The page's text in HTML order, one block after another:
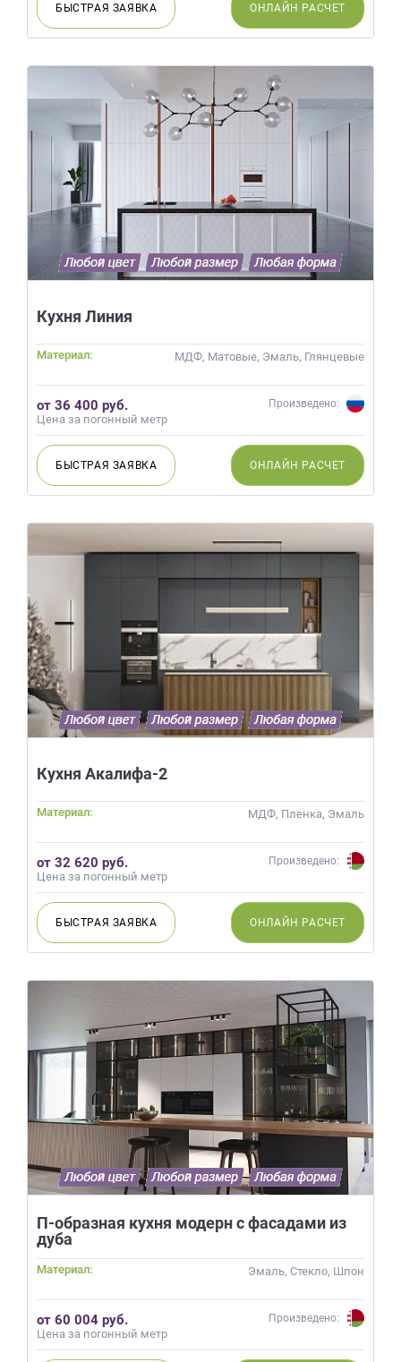
БЫСТРАЯ ЗАЯВКА ОНЛАЙН РАСЧЕТ
Кухня Линия
Материал: МДФ, Матовые, Эмаль, Глянцевые
от 36 400 руб.
Цена за погонный метр
Произведено:
БЫСТРАЯ ЗАЯВКА ОНЛАЙН РАСЧЕТ
Кухня Акалифа-2
Материал: МДФ, Пленка, Эмаль
от 32 620 руб.
Цена за погонный метр
Произведено:
БЫСТРАЯ ЗАЯВКА ОНЛАЙН РАСЧЕТ
П-образная кухня модерн с фасадами из
дуба
Материал: Эмаль, Стекло, Шпон
от 60 004 руб.
Цена за погонный метр
Произведено: